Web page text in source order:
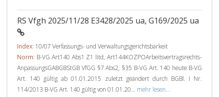
RS Vfgh 2025/11/28 E3428/2025 ua, G169/2025 ua
Index: 10/07 Verfassungs- und Verwaltungsgerichtsbarkeit
Norm: B-VG Art140 Abs1 Z1 litd, Art144KOZPOArbeitsvertragsrechts-
AnpassungsGABGBStGB VfGG §7 Abs2, §35 B-VG Art. 140 heute B-VG
Art. 140 gültig ab 01.01.2015 zuletzt geändert durch BGBl. I Nr.
114/2013 B-VG Art. 140 gültig von 01.01.20... mehr lesen...